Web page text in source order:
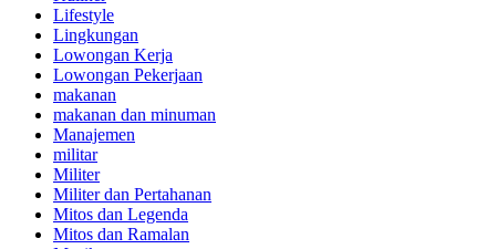
Lifestyle
Lingkungan
Lowongan Kerja
Lowongan Pekerjaan
makanan
makanan dan minuman
Manajemen
militar
Militer
Militer dan Pertahanan
Mitos dan Legenda
Mitos dan Ramalan